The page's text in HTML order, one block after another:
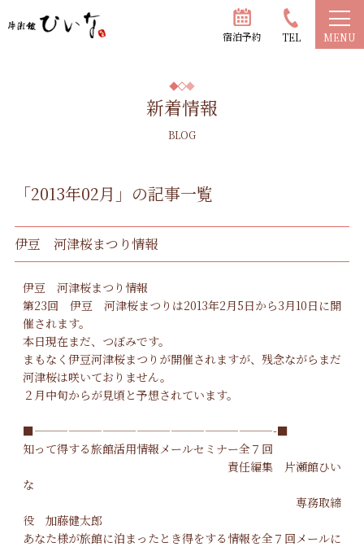
宿泊予約 TEL MENU
新着情報
BLOG
「2013年02月」の記事一覧
伊豆 河津桜まつり情報
伊豆 河津桜まつり情報
第23回 伊豆 河津桜まつりは2013年2月5日から3月10日に開
催されます。
本日現在まだ、つぼみです。
まもなく伊豆河津桜まつりが開催されますが、残念ながらまだ
河津桜は咲いておりません。
２月中旬からが見頃と予想されています。
■—————————————————————-■
知って得する旅館活用情報メールセミナー全７回
責任編集 片瀬館ひい
な
専務取締
役 加藤健太郎
あなた様が旅館に泊まったとき得をする情報を全７回メールに